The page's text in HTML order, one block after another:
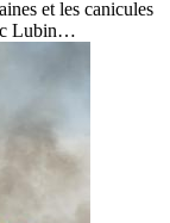
et les canicules
Lubin…